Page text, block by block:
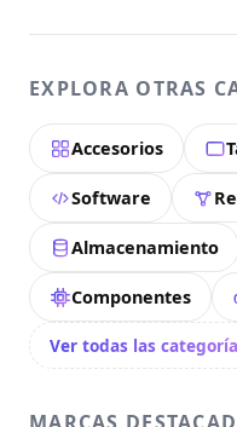
EXPLORA OTRAS
Accesorios
Software
Almacenamiento
Componentes
Ver todas las